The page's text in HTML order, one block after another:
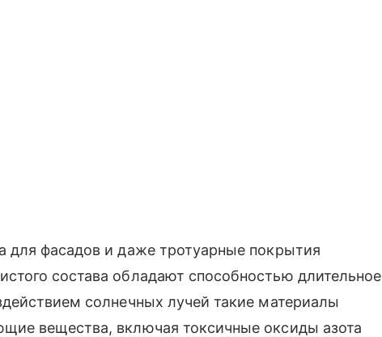
для фасадов и даже тротуарные покрытия
состава обладают способностью длительное
солнечных лучей такие материалы
вещества, включая токсичные оксиды азота